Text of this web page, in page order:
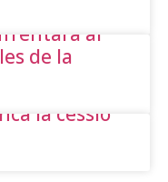
al
de la
la cessió